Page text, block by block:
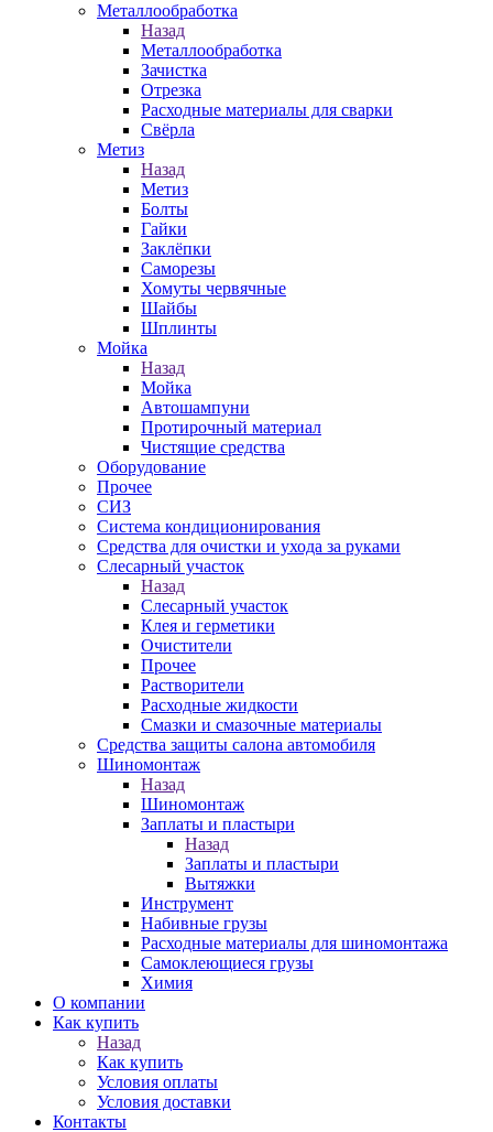
Металлообработка
Назад
Металлообработка
Зачистка
Отрезка
Расходные материалы для сварки
Свёрла
Метиз
Назад
Метиз
Болты
Гайки
Заклёпки
Саморезы
Хомуты червячные
Шайбы
Шплинты
Мойка
Назад
Мойка
Автошампуни
Протирочный материал
Чистящие средства
Оборудование
Прочее
СИЗ
Система кондиционирования
Средства для очистки и ухода за руками
Слесарный участок
Назад
Слесарный участок
Клея и герметики
Очистители
Прочее
Растворители
Расходные жидкости
Смазки и смазочные материалы
Средства защиты салона автомобиля
Шиномонтаж
Назад
Шиномонтаж
Заплаты и пластыри
Назад
Заплаты и пластыри
Вытяжки
Инструмент
Набивные грузы
Расходные материалы для шиномонтажа
Самоклеющиеся грузы
Химия
О компании
Как купить
Назад
Как купить
Условия оплаты
Условия доставки
Контакты